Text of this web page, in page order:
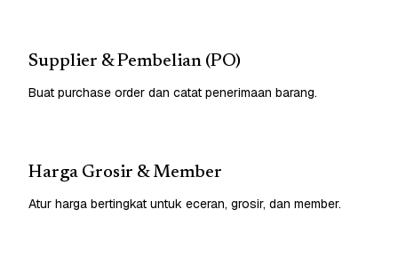
Supplier & Pembelian (PO)
Buat purchase order dan catat penerimaan barang.
Harga Grosir & Member
Atur harga bertingkat untuk eceran, grosir, dan member.